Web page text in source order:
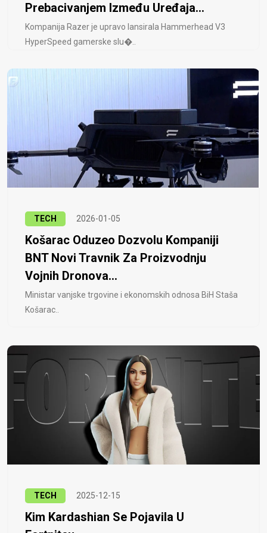
Prebacivanjem Između Uređaja...
Kompanija Razer je upravo lansirala Hammerhead V3
HyperSpeed ​​gamerske slu�..
TECH 2026-01-05
Košarac Oduzeo Dozvolu Kompaniji
BNT Novi Travnik Za Proizvodnju
Vojnih Dronova...
Ministar vanjske trgovine i ekonomskih odnosa BiH Staša
Košarac..
TECH 2025-12-15
Kim Kardashian Se Pojavila U